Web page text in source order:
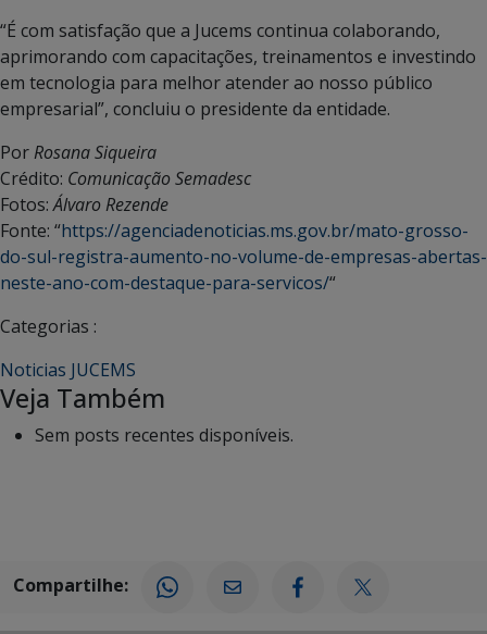
“É com satisfação que a Jucems continua colaborando,
aprimorando com capacitações, treinamentos e investindo
em tecnologia para melhor atender ao nosso público
empresarial”, concluiu o presidente da entidade.
PorRosana Siqueira
Crédito: Comunicação Semadesc
Fotos:Álvaro Rezende
Fonte: “https://agenciadenoticias.ms.gov.br/mato-grosso-
do-sul-registra-aumento-no-volume-de-empresas-abertas-
neste-ano-com-destaque-para-servicos/“
Categorias :
Noticias JUCEMS
Veja Também
Sem posts recentes disponíveis.
Compartilhe: